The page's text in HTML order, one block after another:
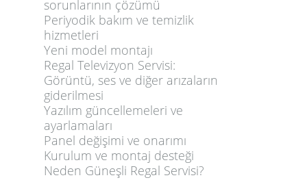
sorunlarının çözümü
Periyodik bakım ve temizlik
hizmetleri
Yeni model montajı
Regal Televizyon Servisi:
Görüntü, ses ve diğer arızaların
giderilmesi
Yazılım güncellemeleri ve
ayarlamaları
Panel değişimi ve onarımı
Kurulum ve montaj desteği
Neden Güneşli Regal Servisi?